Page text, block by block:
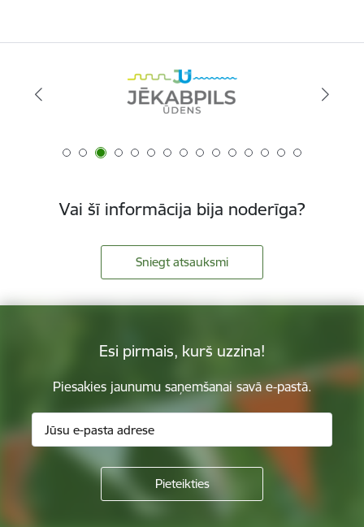
Vai šī informācija bija noderīga?
Sniegt atsauksmi
Esi pirmais, kurš uzzina!
Piesakies jaunumu saņemšanai savā e-pastā.